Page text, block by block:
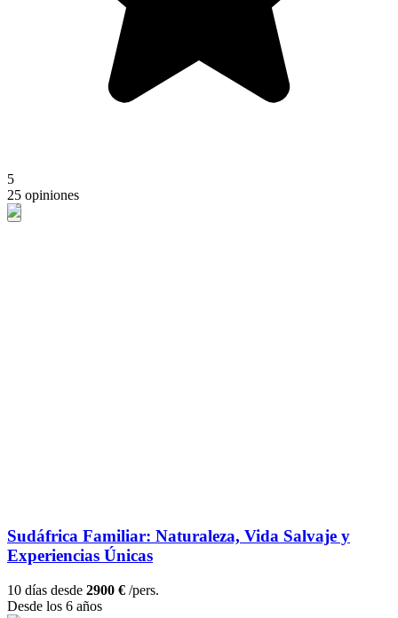
5
25 opiniones
Sudáfrica Familiar: Naturaleza, Vida Salvaje y
Experiencias Únicas
10 días desde 2900 € /pers.
Desde los 6 años